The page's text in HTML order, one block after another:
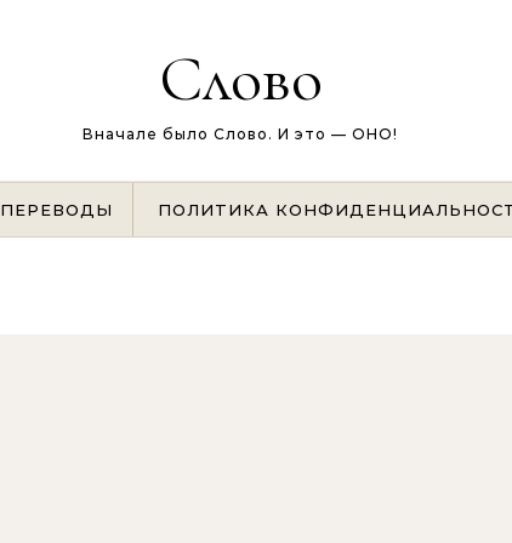
Слово
Вначале было Слово. И это — ОНО!
ПЕРЕВОДЫ ПОЛИТИКА